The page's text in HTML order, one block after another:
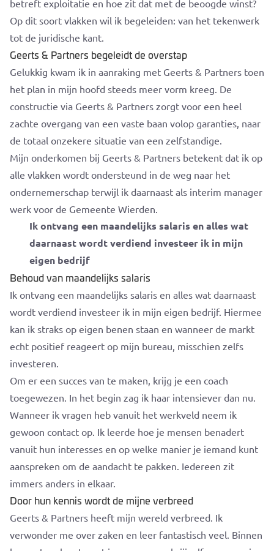
betreft exploitatie en hoe zit dat met de beoogde winst?
Op dit soort vlakken wil ik begeleiden: van het tekenwerk
tot de juridische kant.
Geerts & Partners begeleidt de overstap
Gelukkig kwam ik in aanraking met Geerts & Partners toen
het plan in mijn hoofd steeds meer vorm kreeg. De
constructie via Geerts & Partners zorgt voor een heel
zachte overgang van een vaste baan volop garanties, naar
de totaal onzekere situatie van een zelfstandige.
Mijn onderkomen bij Geerts & Partners betekent dat ik op
alle vlakken wordt ondersteund in de weg naar het
ondernemerschap terwijl ik daarnaast als interim manager
werk voor de Gemeente Wierden.
Ik ontvang een maandelijks salaris en alles wat
daarnaast wordt verdiend investeer ik in mijn
eigen bedrijf
Behoud van maandelijks salaris
Ik ontvang een maandelijks salaris en alles wat daarnaast
wordt verdiend investeer ik in mijn eigen bedrijf. Hiermee
kan ik straks op eigen benen staan en wanneer de markt
echt positief reageert op mijn bureau, misschien zelfs
investeren.
Om er een succes van te maken, krijg je een coach
toegewezen. In het begin zag ik haar intensiever dan nu.
Wanneer ik vragen heb vanuit het werkveld neem ik
gewoon contact op. Ik leerde hoe je mensen benadert
vanuit hun interesses en op welke manier je iemand kunt
aanspreken om de aandacht te pakken. Iedereen zit
immers anders in elkaar.
Door hun kennis wordt de mijne verbreed
Geerts & Partners heeft mijn wereld verbreed. Ik
verwonder me over zaken en leer fantastisch veel. Binnen